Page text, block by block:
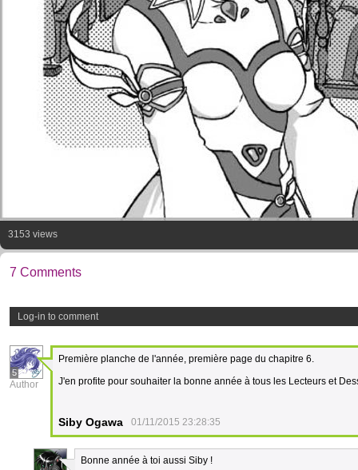
3153 views
7 Comments
Log-in to comment
5
Author
Première planche de l'année, première page du chapitre 6.
J'en profite pour souhaiter la bonne année à tous les Lecteurs et
Siby Ogawa 01/11/2015 23:28:35
Bonne année à toi aussi Siby !